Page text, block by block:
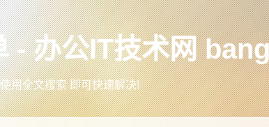
- 办公IT技术网
！
入收藏夹，以方便日后访问！
(●'◡'●)ﾉ❤